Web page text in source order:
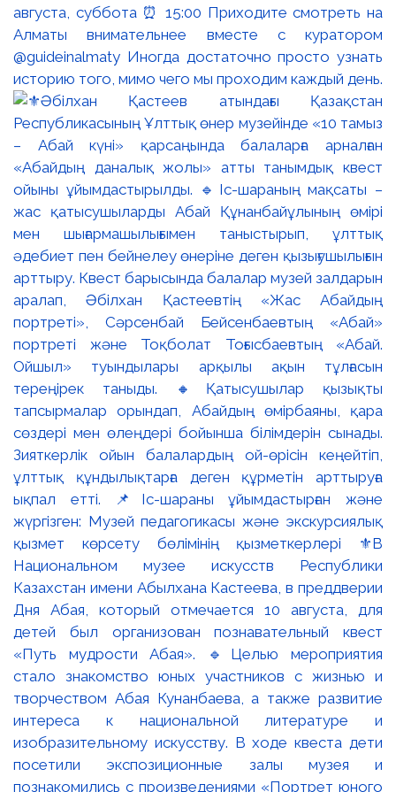
августа, суббота ⏰ 15:00 Приходите смотреть на
Алматы внимательнее вместе с куратором
@guideinalmaty Иногда достаточно просто узнать
историю того, мимо чего мы проходим каждый день.